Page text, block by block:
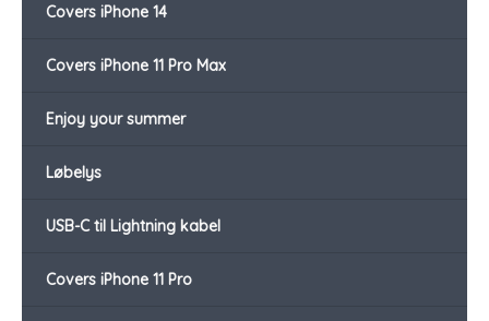
Covers iPhone 14
Covers iPhone 11 Pro Max
Enjoy your summer
Løbelys
USB-C til Lightning kabel
Covers iPhone 11 Pro